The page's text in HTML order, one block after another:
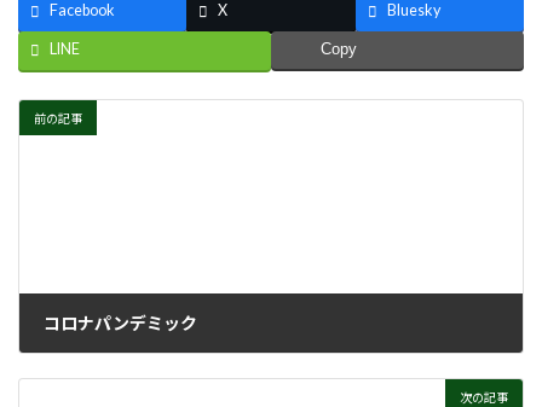
Facebook X Bluesky
LINE Copy
前の記事
コロナパンデミック
次の記事